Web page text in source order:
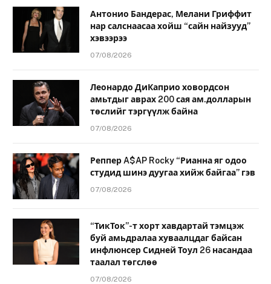
Антонио Бандерас, Мелани Гриффит
нар салснаасаа хойш “сайн найзууд”
хэвээрээ
07/08/2026
Леонардо ДиКаприо ховордсон
амьтдыг аврах 200 сая ам.долларын
төслийг тэргүүлж байна
07/08/2026
Реппер A$AP Rocky “Рианна яг одоо
студид шинэ дуугаа хийж байгаа” гэв
07/08/2026
“ТикТок”-т хорт хавдартай тэмцэж
буй амьдралаа хуваалцдаг байсан
инфлюнсер Сидней Тоул 26 насандаа
таалал төгслөө
07/08/2026